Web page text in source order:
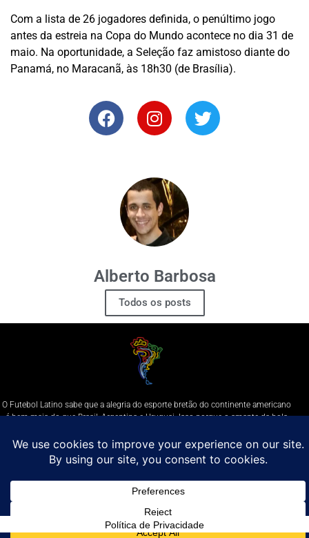
Com a lista de 26 jogadores definida, o penúltimo jogo
antes da estreia na Copa do Mundo acontece no dia 31 de
maio. Na oportunidade, a Seleção faz amistoso diante do
Panamá, no Maracanã, às 18h30 (de Brasília).
Alberto Barbosa
Todos os posts
O Futebol Latino sabe que a alegria do esporte bretão do continente americano
é bem mais do que Brasil, Argentina e Uruguai. Isso porque o amante da bola
Peruano, com a mesma seriedade e com a mesma paixão.Leia Mais
Entre em contato conosco: comercial@futebolatino.com.br
Política de Privacidade